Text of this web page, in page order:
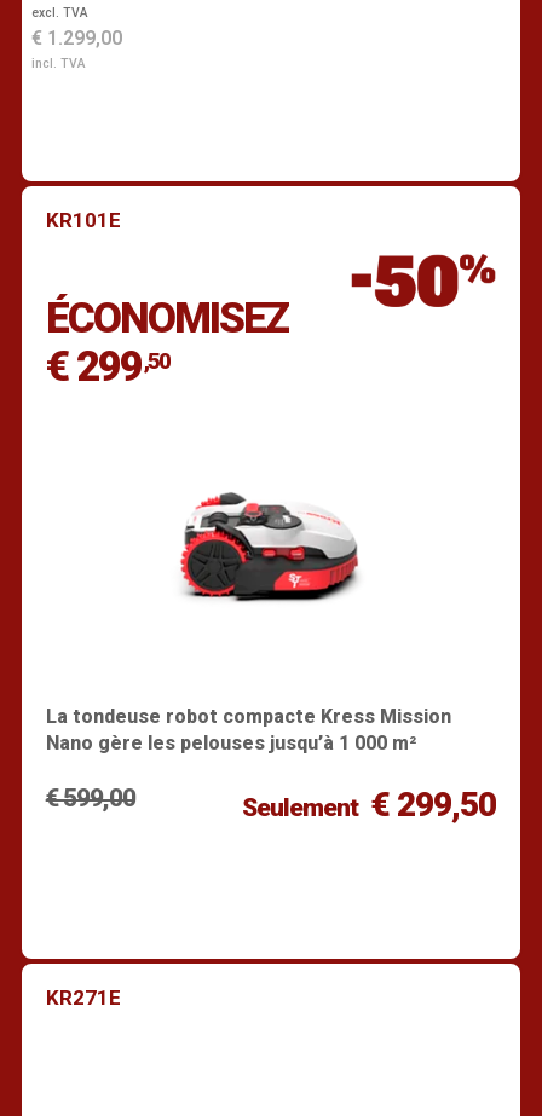
excl. TVA
€ 1.299,00
incl. TVA
Trouver un revendeur
KR101E
ÉCONOMISEZ
€ 299,50
La tondeuse robot compacte Kress Mission
Nano gère les pelouses jusqu’à 1 000 m²
€ 599,00 Seulement € 299,50
KR271E